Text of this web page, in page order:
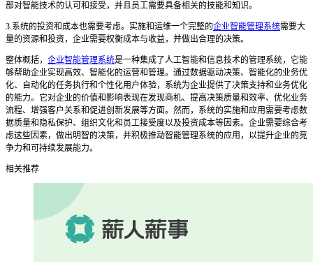
部对智能技术的认可和接受，并且员工需要具备相关的技能和知识。
3.系统的投资和成本也需要考虑。实施和运维一个完整的企业智能管理系统需要大
量的资源和投资，企业需要权衡成本与收益，并做出合理的决策。
整体概括， 企业智能管理系统是一种集成了人工智能和信息技术的管理系统，它能
够帮助企业实现高效、智能化的运营和管理。通过数据驱动决策、智能化的业务优
化、自动化的任务执行和个性化用户体验，系统为企业提供了决策支持和业务优化
的能力。它对企业的价值和影响表现在发现商机、提高决策质量和效率、优化业务
流程、增强客户关系和促进创新发展等方面。然而，系统的实施和应用需要考虑数
据质量和隐私保护、组织文化和员工接受度以及投资成本等因素。企业需要综合考
虑这些因素，做出明智的决策，并积极推动智能管理系统的应用，以提升企业的竞
争力和可持续发展能力。
相关推荐